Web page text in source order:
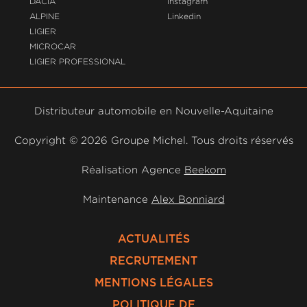
ALPINE
LIGIER
MICROCAR
LIGIER PROFESSIONAL
Linkedin
Distributeur automobile en Nouvelle-Aquitaine
Copyright © 2026 Groupe Michel. Tous droits réservés
Réalisation Agence Beekom
Maintenance Alex Bonniard
ACTUALITÉS
RECRUTEMENT
MENTIONS LÉGALES